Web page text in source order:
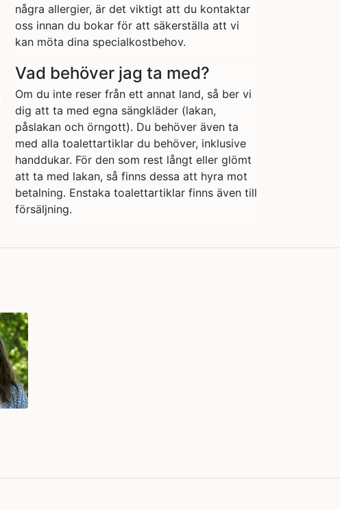
några allergier, är det viktigt att du kontaktar
oss innan du bokar för att säkerställa att vi
kan möta dina specialkostbehov.
Vad behöver jag ta med?
Om du inte reser från ett annat land, så ber vi
dig att ta med egna sängkläder (lakan,
påslakan och örngott). Du behöver även ta
med alla toalettartiklar du behöver, inklusive
handdukar. För den som rest långt eller glömt
att ta med lakan, så finns dessa att hyra mot
betalning. Enstaka toalettartiklar finns även till
försäljning.